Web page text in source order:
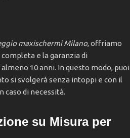
maxischermi Milano, offriamo
e la garanzia di
10 anni. In questo modo, puoi
si svolgerà senza intoppi e con il
caso di necessità.
su Misura per